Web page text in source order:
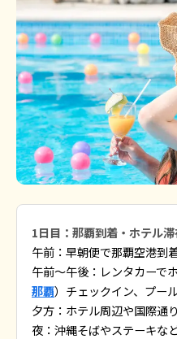
1日目：那覇到着・ホテル
午前：早朝便で那覇空港到
午前〜午後：レンタカーで
那覇）チェックイン、プー
夕方：ホテル周辺や国際通
夜：沖縄そばやステーキな